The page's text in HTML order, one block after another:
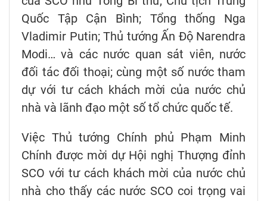
Quốc Tập Cận Bình; Tổng thống Nga
Vladimir Putin; Thủ tướng Ấn Độ Narendra
Modi… và các nước quan sát viên, nước
đối tác đối thoại; cùng một số nước tham
dự với tư cách khách mời của nước chủ
nhà và lãnh đạo một số tổ chức quốc tế.
Việc Thủ tướng Chính phủ Phạm Minh
Chính được mời dự Hội nghị Thượng đỉnh
SCO với tư cách khách mời của nước chủ
nhà cho thấy các nước SCO coi trọng vai